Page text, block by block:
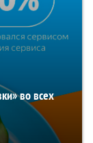
во всех